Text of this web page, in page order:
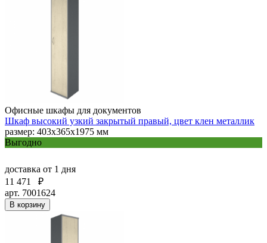
Офисные шкафы для документов
Шкаф высокий узкий закрытый правый, цвет клен металлик
размер: 403х365х1975 мм
Выгодно
доставка от 1 дня
11 471
₽
арт. 7001624
В корзину